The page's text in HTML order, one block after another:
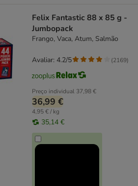
Felix Fantastic 88 x 85 g -
Jumbopack
Frango, Vaca, Atum, Salmão
Preço individual 37,98 €
36,99 €
4,95 € / kg
35,14 €
Avaliar: 4.2/5 (2169)